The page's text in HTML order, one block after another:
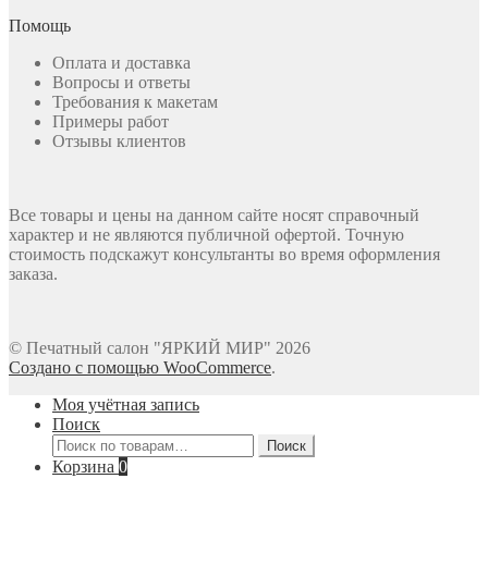
Помощь
Оплата и доставка
Вопросы и ответы
Требования к макетам
Примеры работ
Отзывы клиентов
Все товары и цены на данном сайте носят справочный
характер и не являются публичной офертой. Точную
стоимость подскажут консультанты во время оформления
заказа.
© Печатный салон "ЯРКИЙ МИР" 2026
Создано с помощью WooCommerce.
Моя учётная запись
Поиск
Искать:
Поиск
Корзина 0